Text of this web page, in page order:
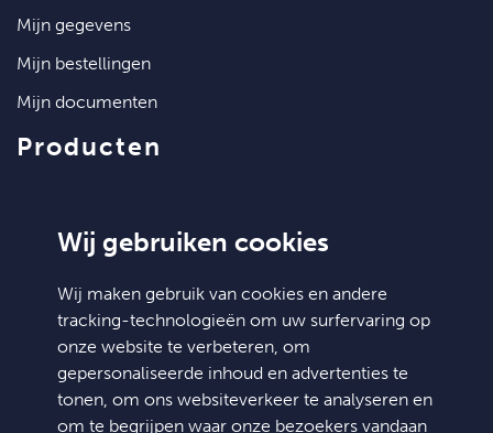
Wij gebruiken cookies
Wij maken gebruik van cookies en andere
tracking-technologieën om uw surfervaring op
onze website te verbeteren, om
gepersonaliseerde inhoud en advertenties te
tonen, om ons websiteverkeer te analyseren en
om te begrijpen waar onze bezoekers vandaan
mijn gegevens
mijn bestellingen
mijn documenten
producten
klantenservice
contact
algemene voorwaarden
hulp nodig?
Doosjesdeal